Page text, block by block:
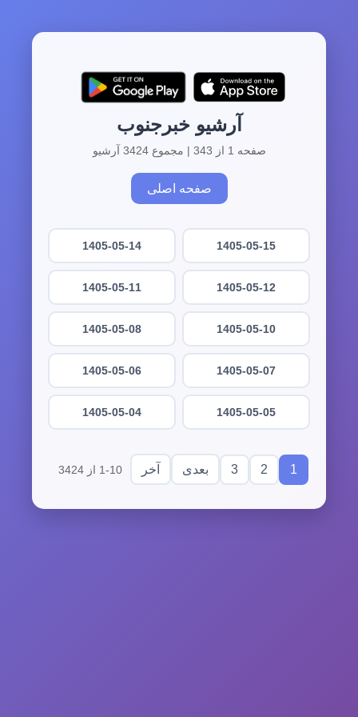
آرشیو خبرجنوب
صفحه 1 از 343 | مجموع 3424 آرشیو
صفحه اصلی
1405-05-15
1405-05-14
1405-05-12
1405-05-11
1405-05-10
1405-05-08
1405-05-07
1405-05-06
1405-05-05
1405-05-04
1
2
3 بعدی آخر 1-10 از 3424